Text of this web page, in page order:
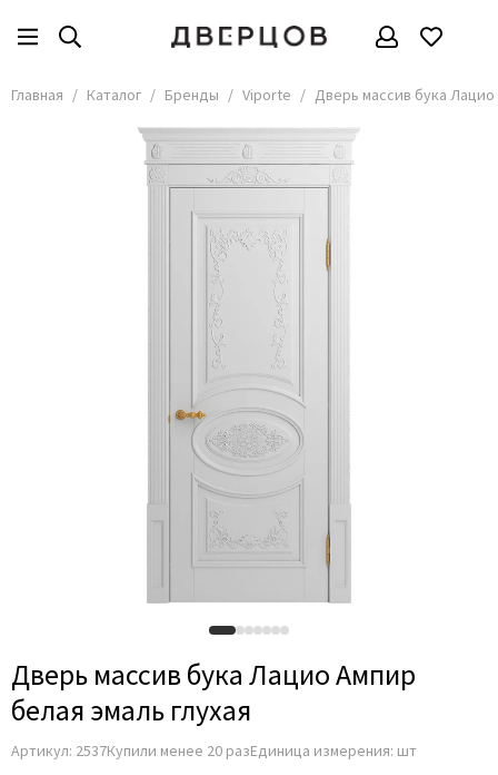
Бренды
Все товары
Владимирские двери
Alvero
Archie
Aurum Doors
Главная Каталог Бренды Viporte Дверь массив бука Лацио
Дверь массив бука Лацио Ампир
белая эмаль глухая
Артикул: 2537Купили менее 20 разЕдиница измерения: шт